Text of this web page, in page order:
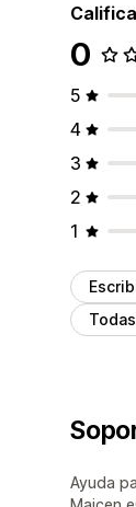
0
5
4
3
2
1
Ayuda